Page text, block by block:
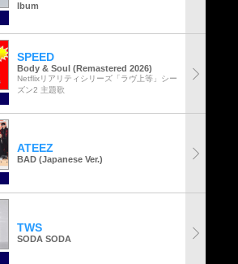
lbum
SPEED
Body & Soul (Remastered 2026)
Netflixリアリティシリーズ「ラヴ上等」シー
ズン2 主題歌
ATEEZ
BAD (Japanese Ver.)
TWS
SODA SODA